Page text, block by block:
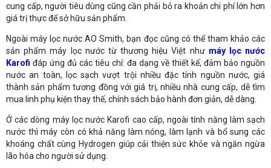
cung cấp, người tiêu dùng cũng cần phải bỏ ra khoản chi phí lớn hơn
giá trị thực để sở hữu sản phẩm.
Ngoài máy lọc nước AO Smith, bạn đọc cũng có thể tham khảo các
sản phẩm máy lọc nước từ thương hiệu Việt như máy lọc nước
Karofi đáp ứng đủ các tiêu chí: đa dạng về thiết kế, đảm bảo nguồn
nước an toàn, lọc sạch vượt trội nhiều đặc tính nguồn nước, giá
thành sản phẩm tương đồng với giá trị, nhiều nhà cung cấp, dễ tìm
mua linh phụ kiện thay thế, chính sách bảo hành đơn giản, dễ dàng.
Ở các dòng máy lọc nước Karofi cao cấp, ngoài tính năng làm sạch
nước thì máy còn có khả năng làm nóng, làm lạnh và bổ sung các
khoáng chất cùng Hydrogen giúp cải thiện sức khỏe và ngăn ngừa
lão hóa cho người sử dụng.